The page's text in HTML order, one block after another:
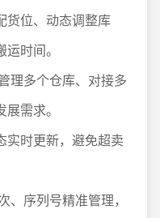
货位、动态调整库
时间。
理多个仓库、对接多
需求。
实时更新，避免超卖
、序列号精准管理，